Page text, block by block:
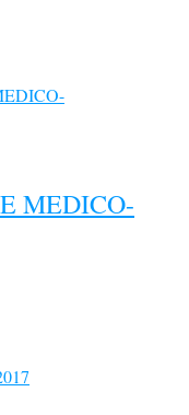
MEDICO-